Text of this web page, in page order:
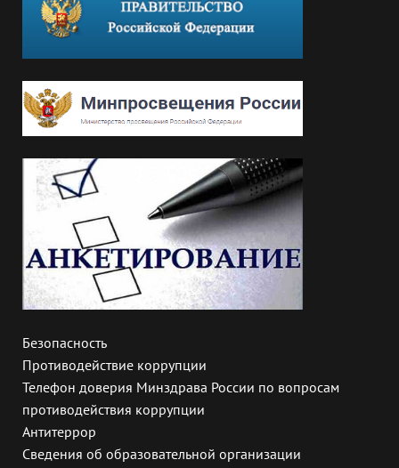
Безопасность
Противодействие коррупции
Телефон доверия Минздрава России по вопросам
противодействия коррупции
Антитеррор
Сведения об образовательной организации